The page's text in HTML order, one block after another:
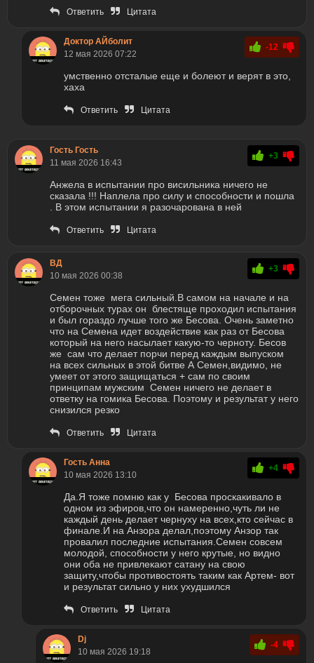
Ответить Цитата
Доктор АЙболит
12 мая 2026 07:22
-12
умственно отсталые еще и болеют и верят в это,
хаха
Ответить Цитата
Гость Гость
11 мая 2026 16:43
+3
Анжела в испытании про висильника ничего не
сказала !!! Наплела про силу и способности и пошла
. В этом испытании я разочарована в ней
Ответить Цитата
ВД
10 мая 2026 00:38
+3
Семен тоже мега сильный.В самом на начале и на
отборочных турах он блестяще проходил испытания
и был гораздо лучше того же Бесова. Очень заметно
что на Семена идет воздействие как раз от Бесова
который на него насылает какую-то черноту. Бесов
же сам что делает порчи перед каждым выпуском
на всех сильных в этой битве А Семен,видимо, не
умеет от этого защищаться + сам по своим
принципам мужским Семен ничего не делает в
ответку на гомика Бесова. Поэтому и результат у него
снизился резко
Ответить Цитата
Гость Анна
10 мая 2026 13:10
+4
Да.Я тоже помню как у Бесова проскакивало в
одном из эфиров,что он намеренно,чуть ли не
каждый день делает чернуху на всех,кто сейчас в
финале.И на Анзора делал,поэтому Анзор так
провалил последние испытания.Семен совсем
молодой, способности у него крутые, но видно
они оба не привлекают сатану на свою
защиту,чтобы противостоять таким как Артем- вот
и результат сильно у них ухудшился
Ответить Цитата
Dj
10 мая 2026 19:18
-4